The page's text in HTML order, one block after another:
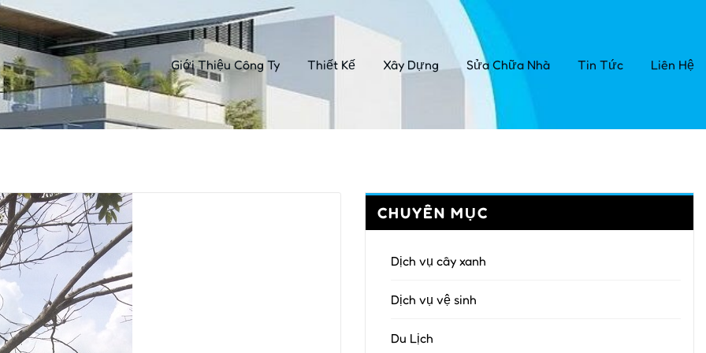
Giới Thiệu Công Ty Thiết Kế Xây Dựng Sửa Chữa Nhà Tin Tức Liên Hệ
CHUYÊN MỤC
Dịch vụ cây xanh
Dịch vụ vệ sinh
Du Lịch